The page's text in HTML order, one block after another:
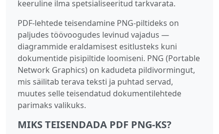
keeruline ilma spetsialiseeritud tarkvarata.
PDF-lehtede teisendamine PNG-piltideks on
paljudes töövoogudes levinud vajadus —
diagrammide eraldamisest esitlusteks kuni
dokumentide pisipiltide loomiseni. PNG (Portable
Network Graphics) on kadudeta pildivormingut,
mis säilitab terava teksti ja puhtad servad,
muutes selle teisendatud dokumentilehtede
parimaks valikuks.
MIKS TEISENDADA PDF PNG-KS?